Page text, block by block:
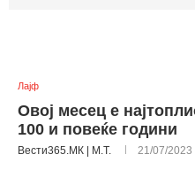
Лајф
Овој месец е
100 и повеќе години
Вести365.МК | М.Т. 21/07/2023